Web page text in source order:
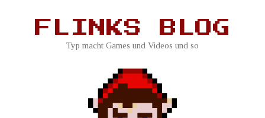
FLINKS BLOG
Typ macht Games und Videos und so